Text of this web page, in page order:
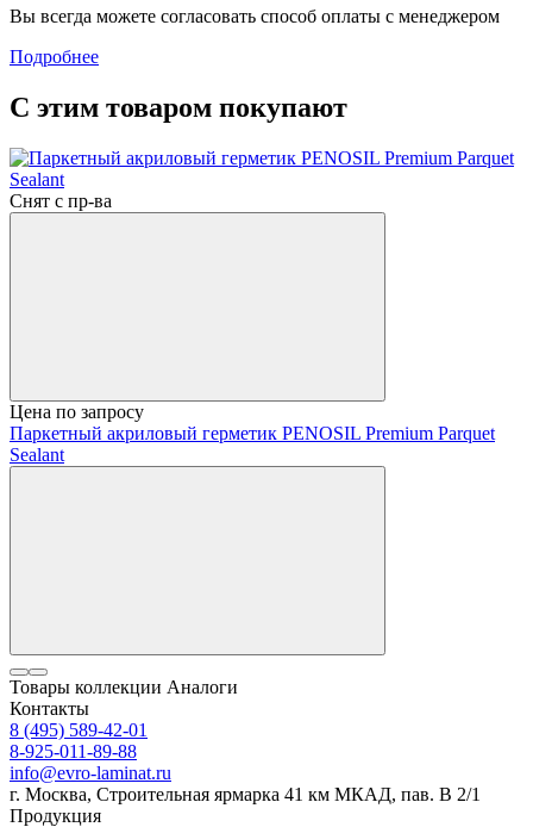
Вы всегда можете согласовать способ оплаты с менеджером
Подробнее
С этим товаром покупают
Снят с пр-ва
Цена по запросу
Паркетный акриловый герметик PENOSIL Premium Parquet
Sealant
Товары коллекции Аналоги
Контакты
8 (495) 589-42-01
8-925-011-89-88
info@evro-laminat.ru
г. Москва, Строительная ярмарка 41 км МКАД, пав. В 2/1
Продукция